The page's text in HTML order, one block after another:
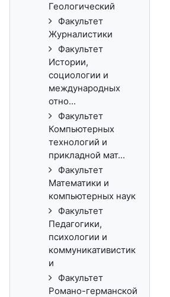
Геологический
Факультет
Журналистики
Факультет
Истории,
социологии и
международных
отно...
Факультет
Компьютерных
технологий и
прикладной мат...
Факультет
Математики и
компьютерных наук
Факультет
Педагогики,
психологии и
коммуникативистик
и
Факультет
Романо-германской